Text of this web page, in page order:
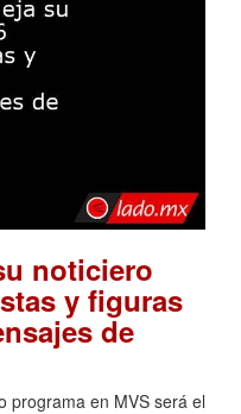
noticiero
y figuras
de
programa en MVS será el